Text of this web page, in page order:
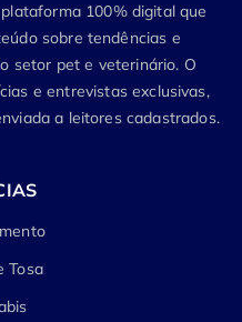
100% digital que
sobre tendências e
setor pet e veterinário. O
e entrevistas exclusivas,
a leitores cadastrados.
Tosa